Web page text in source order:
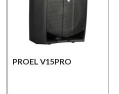
PROEL V15PRO